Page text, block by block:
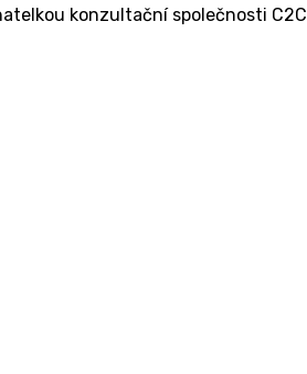
konzultační společnosti C2C